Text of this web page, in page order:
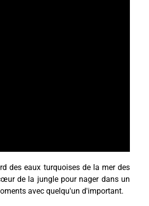
des eaux turquoises de la mer des
de la jungle pour nager dans un
avec quelqu'un d'important.